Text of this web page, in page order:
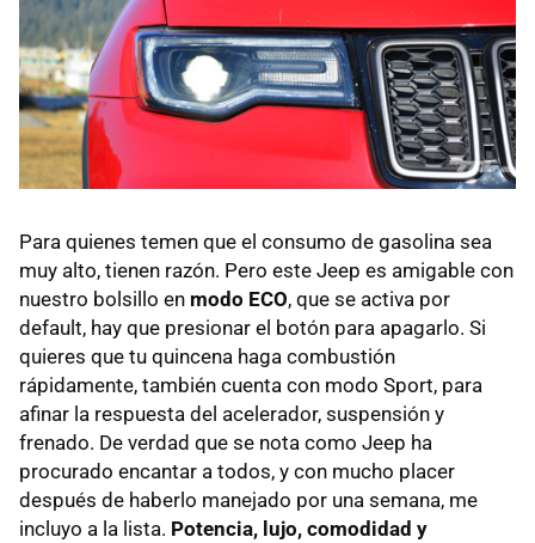
Para quienes temen que el consumo de gasolina sea
muy alto, tienen razón. Pero este Jeep es amigable con
nuestro bolsillo en modo ECO, que se activa por
default, hay que presionar el botón para apagarlo. Si
quieres que tu quincena haga combustión
rápidamente, también cuenta con modo Sport, para
afinar la respuesta del acelerador, suspensión y
frenado. De verdad que se nota como Jeep ha
procurado encantar a todos, y con mucho placer
después de haberlo manejado por una semana, me
incluyo a la lista. Potencia, lujo, comodidad y